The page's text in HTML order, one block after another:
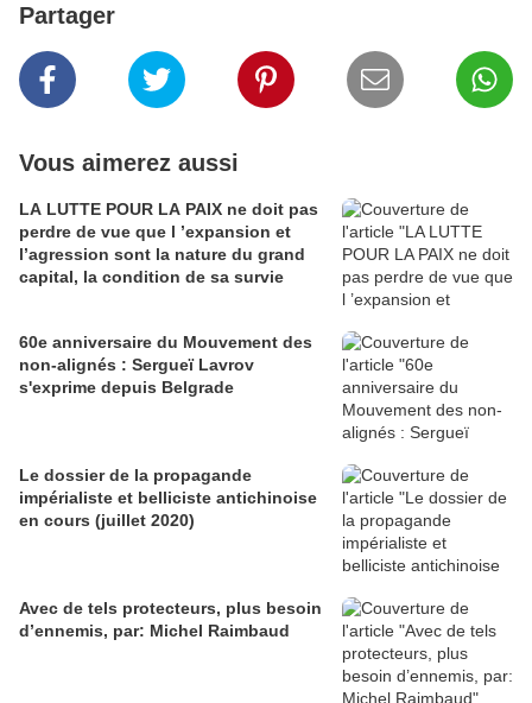
Partager
Vous aimerez aussi
LA LUTTE POUR LA PAIX ne doit pas
perdre de vue que l ’expansion et
l’agression sont la nature du grand
capital, la condition de sa survie
60e anniversaire du Mouvement des
non-alignés : Sergueï Lavrov
s'exprime depuis Belgrade
Le dossier de la propagande
impérialiste et belliciste antichinoise
en cours (juillet 2020)
Avec de tels protecteurs, plus besoin
d’ennemis, par: Michel Raimbaud